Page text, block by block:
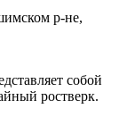
р-не,
собой
ростверк.